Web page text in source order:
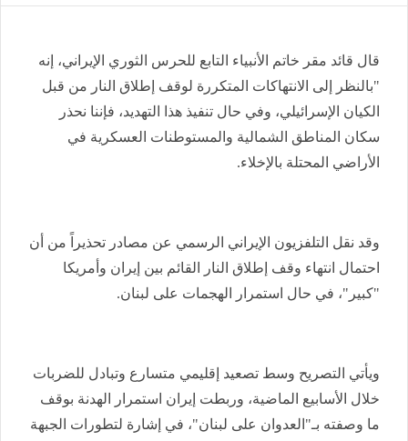
قال قائد مقر خاتم الأنبياء التابع للحرس الثوري الإيراني، إنه
"بالنظر إلى الانتهاكات المتكررة لوقف إطلاق النار من قبل
الكيان الإسرائيلي، وفي حال تنفيذ هذا التهديد، فإننا نحذر
سكان المناطق الشمالية والمستوطنات العسكرية في
الأراضي المحتلة بالإخلاء.
وقد نقل التلفزيون الإيراني الرسمي عن مصادر تحذيراً من أن
احتمال انتهاء وقف إطلاق النار القائم بين إيران وأمريكا
"كبير"، في حال استمرار الهجمات على لبنان.
ويأتي التصريح وسط تصعيد إقليمي متسارع وتبادل للضربات
خلال الأسابيع الماضية، ️وربطت إيران استمرار الهدنة بوقف
ما وصفته بـ"العدوان على لبنان"، في إشارة لتطورات الجبهة